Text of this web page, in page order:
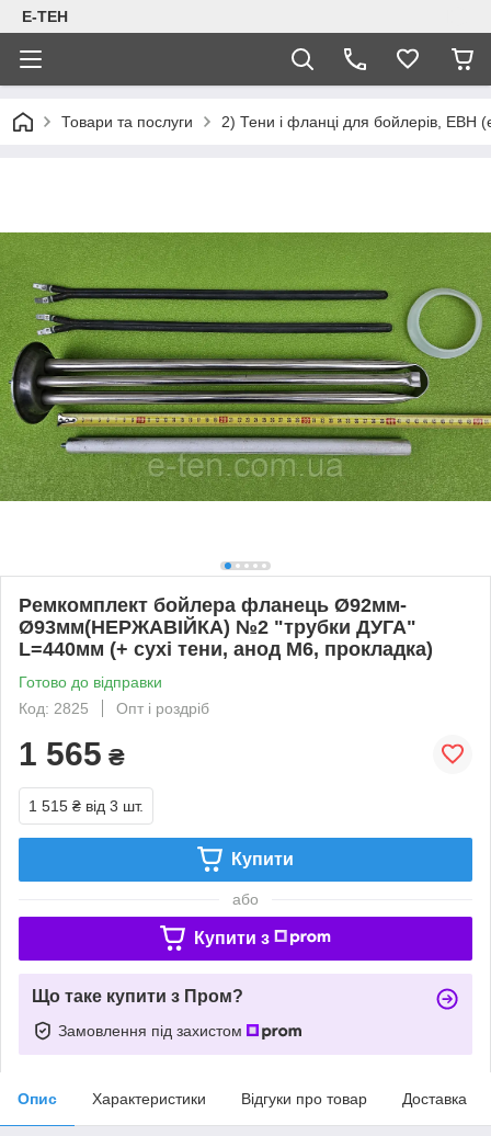
Е-ТЕН
Товари та послуги 2) Тени і фланці для бойлерів, ЕВН
Ремкомплект бойлера фланець Ø92мм-
Ø93мм(НЕРЖАВІЙКА) №2 "трубки ДУГА"
L=440мм (+ сухі тени, анод М6, прокладка)
Готово до відправки
Код: 2825
Опт і роздріб
1 565 ₴
1 515 ₴ від 3 шт.
Купити
або
Купити з
Що таке купити з Пром?
Замовлення під захистом
Опис Характеристики Відгуки про товар Доставка